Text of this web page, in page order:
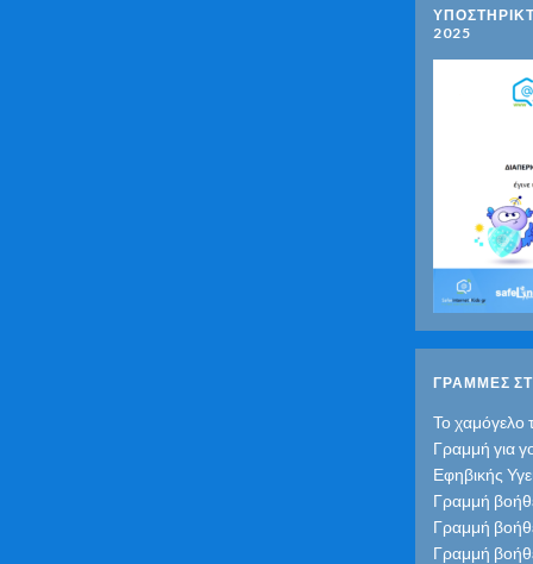
2025
ΓΡΑΜΜΕΣ
Το χαμόγελο
Γραμμή για
Εφηβικής
Γραμμή
Γραμμή
Γραμμή